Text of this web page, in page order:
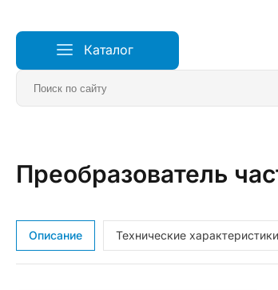
Каталог
Главная Частотные преобразователи
Преобразователь
Описание Технические характеристики